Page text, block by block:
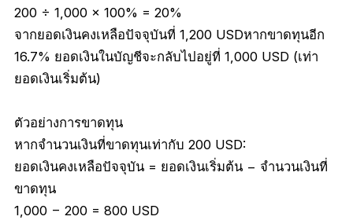
200 ÷ 1,000 × 100% = 20%
จากยอดเงินคงเหลือปัจจุบันที่ 1,200 USDหากขาดทุนอีก
16.7% ยอดเงินในบัญชีจะกลับไปอยู่ที่ 1,000 USD (เท่า
ยอดเงินเริ่มต้น)
ตัวอย่างการขาดทุน
หากจำนวนเงินที่ขาดทุนเท่ากับ 200 USD:
ยอดเงินคงเหลือปัจจุบัน = ยอดเงินเริ่มต้น − จำนวนเงินที่
ขาดทุน
1,000 − 200 = 800 USD